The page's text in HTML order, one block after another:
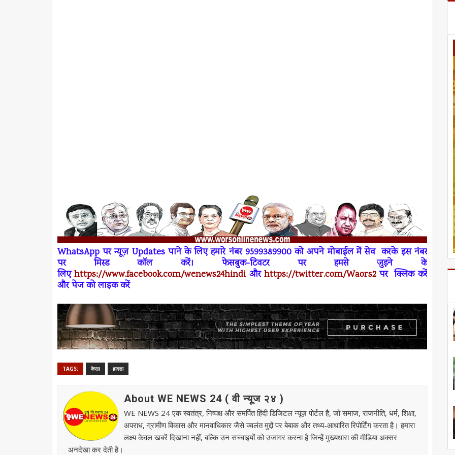
WhatsApp पर न्यूज़Updates पाने के लिए हमारे नंबर 9599389900 को अपने मोबाईलमें सेवकरके इस नंबर
पर
मिस्ड कॉलकरें। फेसबुक-टिवटर पर हमसे जुड़ने के
लिए https://www.facebook.com/wenews24hindi और https://twitter.com/Waors2 पर क्लिक करें
और पेज को लाइक करें
TAGS: केरल हादसा
About WE NEWS 24 ( वी न्यूज २४ )
WE NEWS 24 एक स्वतंत्र, निष्पक्ष और समर्पित हिंदी डिजिटल न्यूज़ पोर्टल है, जो समाज, राजनीति, धर्म, शिक्षा,
अपराध, ग्रामीण विकास और मानवाधिकार जैसे ज्वलंत मुद्दों पर बेबाक और तथ्य-आधारित रिपोर्टिंग करता है। हमारा
लक्ष्य केवल खबरें दिखाना नहीं, बल्कि उन सच्चाइयों को उजागर करना है जिन्हें मुख्यधारा की मीडिया अक्सर
अनदेखा कर देती है।